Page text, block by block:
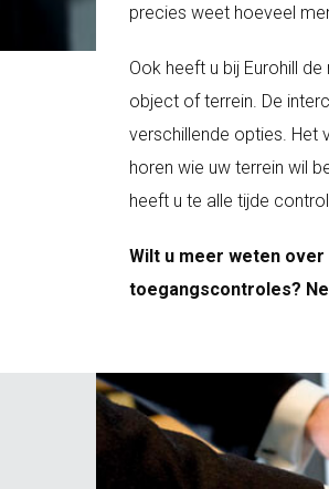
precies weet hoeveel
Ook heeft u bij Eurohill
object of terrein. De
verschillende opties. Het
horen wie uw terrein wil
heeft u te alle tijde
Wilt u meer weten
toegangscontroles?